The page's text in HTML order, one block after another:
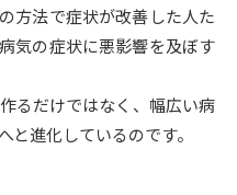
学問検索
方法で症状が改善した人た
気の症状に悪影響を及ぼす
るだけではなく、幅広い病
進化しているのです。